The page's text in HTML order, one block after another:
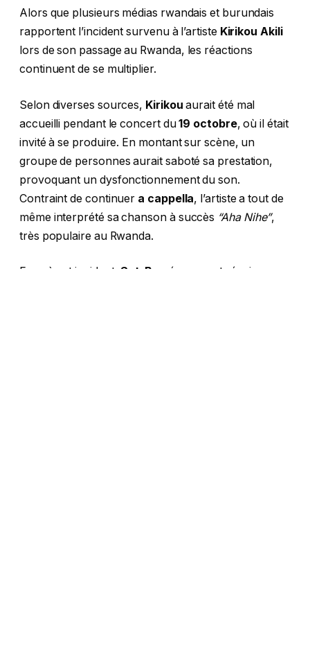
Alors que plusieurs médias rwandais et burundais
rapportent l’incident survenu à l’artiste Kirikou Akili
lors de son passage au Rwanda, les réactions
continuent de se multiplier.
Selon diverses sources, Kirikou aurait été mal
accueilli pendant le concert du19 octobre, où il était
invité à se produire. En montant sur scène, un
groupe de personnes aurait saboté sa prestation,
provoquant un dysfonctionnement du son.
Contraint de continuer a cappella, l’artiste a tout de
même interprété sa chanson à succès “Aha Nihe”,
très populaire au Rwanda.
Face à cet incident, Sat-B a récemment réagi sur sa